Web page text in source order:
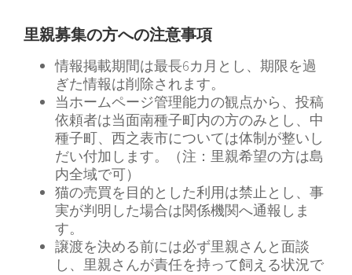
ッ
プ
里親募集の方への注意事項
情報掲載期間は最長6カ月とし、期限を過
ぎた情報は削除されます。
当ホームページ管理能力の観点から、投稿
依頼者は当面南種子町内の方のみとし、中
種子町、西之表市については体制が整いし
だい付加します。（注：里親希望の方は島
内全域で可）
猫の売買を目的とした利用は禁止とし、事
実が判明した場合は関係機関へ通報しま
す。
譲渡を決める前には必ず里親さんと面談
し、里親さんが責任を持って飼える状況で